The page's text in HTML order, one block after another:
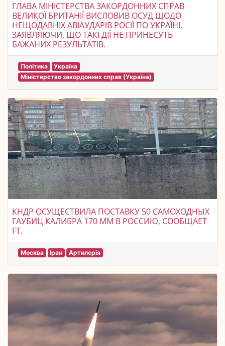
ГЛАВА МІНІСТЕРСТВА ЗАКОРДОННИХ СПРАВ
ВЕЛИКОЇ БРИТАНІЇ ВИСЛОВИВ ОСУД ЩОДО
НЕЩОДАВНІХ АВІАУДАРІВ РОСІЇ ПО УКРАЇНІ,
ЗАЯВЛЯЮЧИ, ЩО ТАКІ ДІЇ НЕ ПРИНЕСУТЬ
БАЖАНИХ РЕЗУЛЬТАТІВ.
Політика
Україна
Міністерство закордонних справ (Україна)
КНДР ОСУЩЕСТВИЛА ПОСТАВКУ 50 САМОХОДНЫХ
ГАУБИЦ КАЛИБРА 170 ММ В РОССИЮ, СООБЩАЕТ
FT.
Москва Іран Артилерія